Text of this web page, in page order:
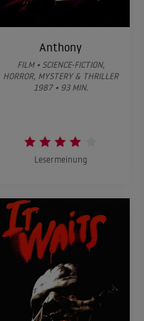
Anthony
FILM • SCIENCE-FICTION,
HORROR, MYSTERY & THRILLER
1987 • 93 MIN.
Lesermeinung